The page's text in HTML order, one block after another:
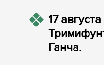
17
Ганча.